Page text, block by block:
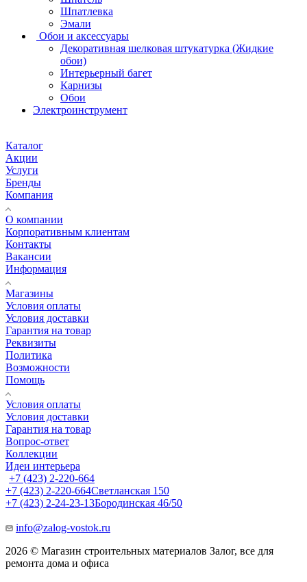
Шпатлевка
Эмали
Обои и аксессуары
Декоративная шелковая штукатурка (Жидкие
обои)
Интерьерный багет
Карнизы
Обои
Электроинструмент
Каталог
Акции
Услуги
Бренды
Компания
О компании
Корпоративным клиентам
Контакты
Вакансии
Информация
Магазины
Условия оплаты
Условия доставки
Гарантия на товар
Реквизиты
Политика
Возможности
Помощь
Условия оплаты
Условия доставки
Гарантия на товар
Вопрос-ответ
Коллекции
Идеи интерьера
+7 (423) 2-220-664
+7 (423) 2-220-664Светланская 150
+7 (423) 2-24-23-13Бородинская 46/50
info@zalog-vostok.ru
2026 © Магазин строительных материалов Залог, все для
ремонта дома и офиса